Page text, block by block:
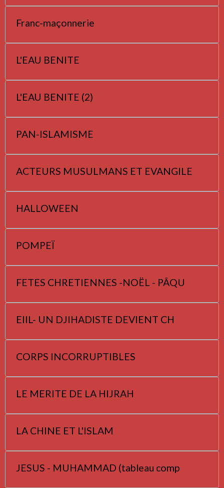
Franc-maçonnerie
L'EAU BENITE
L'EAU BENITE (2)
PAN-ISLAMISME
ACTEURS MUSULMANS ET EVANGILE
HALLOWEEN
POMPEÏ
FETES CHRETIENNES -NOËL - PÂQU
EIIL- UN DJIHADISTE DEVIENT CH
CORPS INCORRUPTIBLES
LE MERITE DE LA HIJRAH
LA CHINE ET L'ISLAM
JESUS - MUHAMMAD (tableau comp